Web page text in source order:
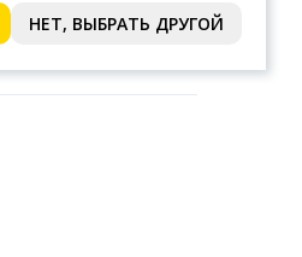
НЕТ, ВЫБРАТЬ ДРУГОЙ